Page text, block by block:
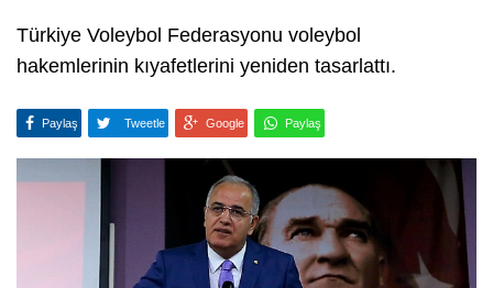
Türkiye Voleybol Federasyonu voleybol
hakemlerinin kıyafetlerini yeniden tasarlattı.
Paylaş Tweetle Google Paylaş